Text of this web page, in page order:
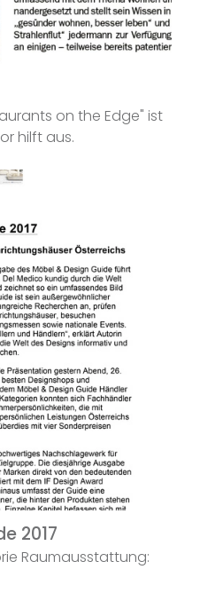
on the Edge" ist
hilft aus.
2017
Raumausstattung: